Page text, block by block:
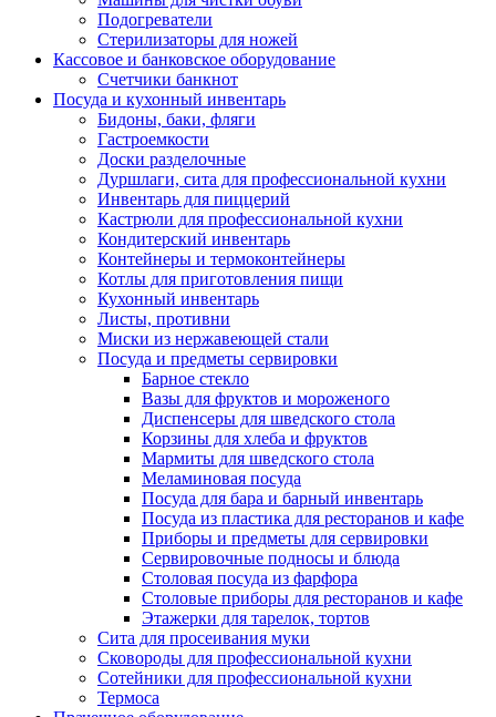
Подогреватели
Стерилизаторы для ножей
Кассовое и банковское оборудование
Счетчики банкнот
Посуда и кухонный инвентарь
Бидоны, баки, фляги
Гастроемкости
Доски разделочные
Дуршлаги, сита для профессиональной кухни
Инвентарь для пиццерий
Кастрюли для профессиональной кухни
Кондитерский инвентарь
Контейнеры и термоконтейнеры
Котлы для приготовления пищи
Кухонный инвентарь
Листы, противни
Миски из нержавеющей стали
Посуда и предметы сервировки
Барное стекло
Вазы для фруктов и мороженого
Диспенсеры для шведского стола
Корзины для хлеба и фруктов
Мармиты для шведского стола
Меламиновая посуда
Посуда для бара и барный инвентарь
Посуда из пластика для ресторанов и кафе
Приборы и предметы для сервировки
Сервировочные подносы и блюда
Столовая посуда из фарфора
Столовые приборы для ресторанов и кафе
Этажерки для тарелок, тортов
Сита для просеивания муки
Сковороды для профессиональной кухни
Сотейники для профессиональной кухни
Термоса